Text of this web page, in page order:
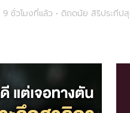
9 ชั่วโมงที่แล้ว • ดิถดนัย สิริประทีป